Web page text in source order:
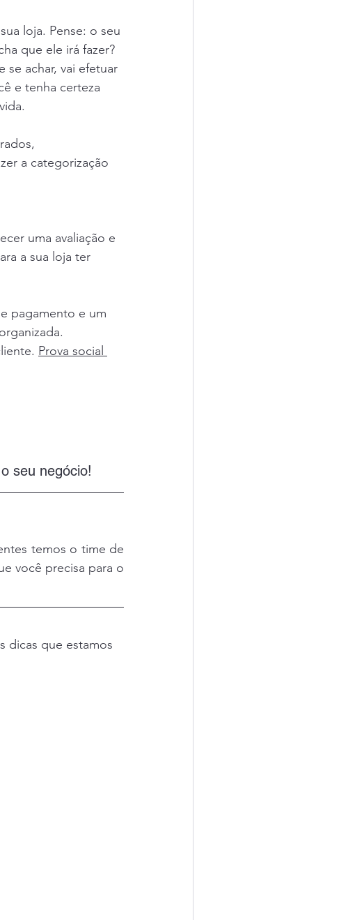
loja. Pense: o seu
que ele irá fazer?
se achar, vai efetuar
e tenha certeza
a categorização
uma avaliação e
a sua loja ter
pagamento e um
Prova social
seu negócio!
temos o time de
você precisa para o
dicas que estamos